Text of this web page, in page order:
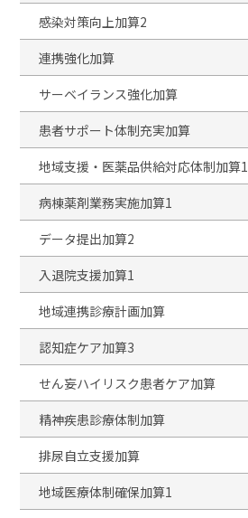
感染対策向上加算2
連携強化加算
サーベイランス強化加算
患者サポート体制充実加算
地域支援・医薬品供給対応体制加算1
病棟薬剤業務実施加算1
データ提出加算2
入退院支援加算1
地域連携診療計画加算
認知症ケア加算3
せん妄ハイリスク患者ケア加算
精神疾患診療体制加算
排尿自立支援加算
地域医療体制確保加算1